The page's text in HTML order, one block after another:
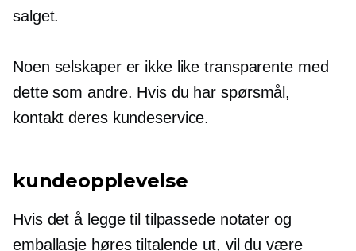
salget.
Noen selskaper er ikke like transparente med
dette som andre. Hvis du har spørsmål,
kontakt deres kundeservice.
kundeopplevelse
Hvis det å legge til tilpassede notater og
emballasje høres tiltalende ut, vil du være